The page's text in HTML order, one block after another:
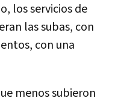
los servicios de
las subas, con
con una
menos subieron